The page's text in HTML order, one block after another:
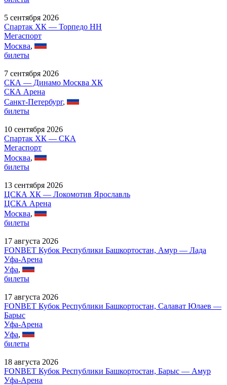
5 сентября 2026
Спартак ХК — Торпедо НН
Мегаспорт
Москва,
билеты
7 сентября 2026
СКА — Динамо Москва ХК
СКА Арена
Санкт-Петербург,
билеты
10 сентября 2026
Спартак ХК — СКА
Мегаспорт
Москва,
билеты
13 сентября 2026
ЦСКА ХК — Локомотив Ярославль
ЦСКА Арена
Москва,
билеты
17 августа 2026
FONBET Кубок Республики Башкортостан, Амур — Лада
Уфа-Арена
Уфа,
билеты
17 августа 2026
FONBET Кубок Республики Башкортостан, Салават Юлаев —
Барыс
Уфа-Арена
Уфа,
билеты
18 августа 2026
FONBET Кубок Республики Башкортостан, Барыс — Амур
Уфа-Арена